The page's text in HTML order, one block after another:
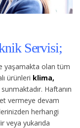
Servisi;
yaşamakta olan tüm
ürünleri klima,
Haftanın
vermeye devam
herhangi
veya yukarıda